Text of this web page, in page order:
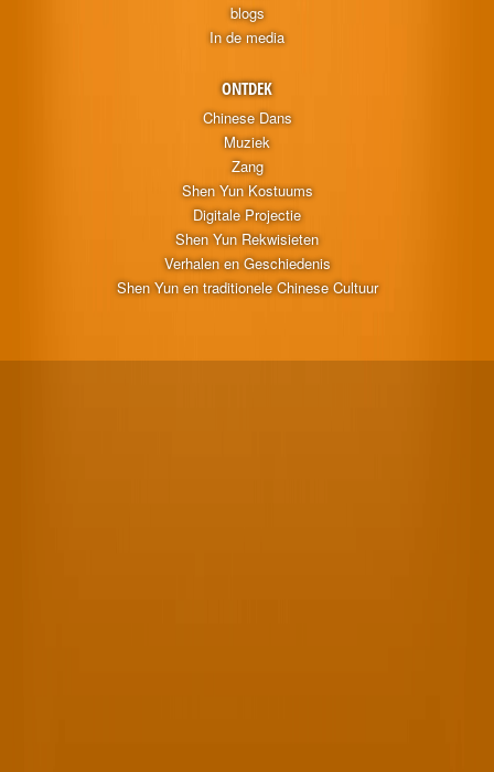
blogs
In de media
ONTDEK
Chinese Dans
Muziek
Zang
Shen Yun Kostuums
Digitale Projectie
Shen Yun Rekwisieten
Verhalen en Geschiedenis
Shen Yun en traditionele Chinese Cultuur